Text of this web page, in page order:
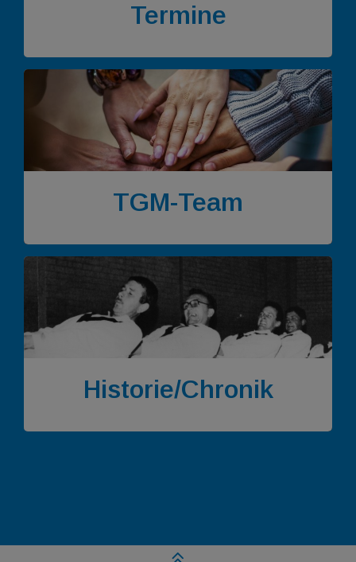
Termine
TGM-Team
Historie/Chronik